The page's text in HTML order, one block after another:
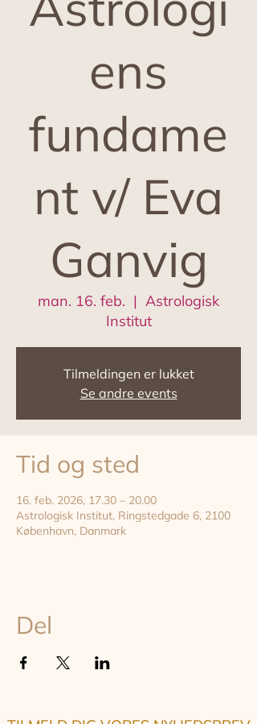
ens
fundame
nt v/ Eva
Ganvig
man. 16. feb.
  |
Astrologisk
Institut
Tilmeldingen er lukket
Se andre events
Tid og sted
16. feb. 2026, 17.30 – 20.00
Astrologisk Institut, Ringstedgade 6, 2100
København, Danmark
Del